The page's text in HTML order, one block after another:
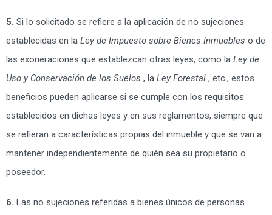
5. Si lo solicitado se refiere a la aplicación de no sujeciones
establecidas en la Ley de Impuesto sobre Bienes Inmuebles o de
las exoneraciones que establezcan otras leyes, como la Ley de
Uso y Conservación de los Suelos , la Ley Forestal , etc., estos
beneficios pueden aplicarse si se cumple con los requisitos
establecidos en dichas leyes y en sus reglamentos, siempre que
se refieran a características propias del inmueble y que se van a
mantener independientemente de quién sea su propietario o
poseedor.
6. Las no sujeciones referidas a bienes únicos de personas